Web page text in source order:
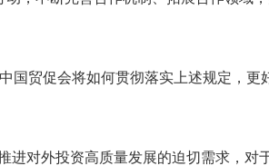
国贸促会将如何贯彻落实上述规定，更
进对外投资高质量发展的迫切需求，